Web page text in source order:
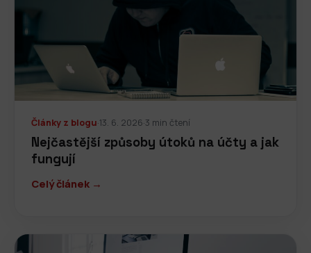
Články z blogu·13. 6. 2026·3 min čtení
Nejčastější způsoby útoků na účty a jak
fungují
Celý článek →